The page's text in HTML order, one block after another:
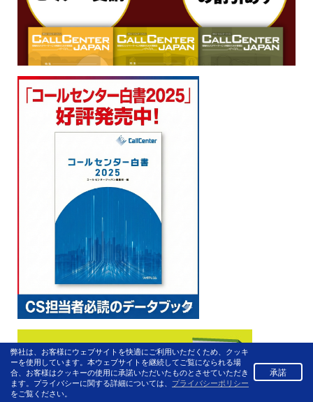
弊社は、お客様にウェブサイトを快適にご利用いただくため、クッキ
ーを使用しています。本ウェブサイトを継続してご覧になられる場
合、お客様はクッキーの使用に承諾いただいたものとさせていただき
ます。プライバシーに関する詳細については、 プライバシーポリシー
をご覧ください。
承諾